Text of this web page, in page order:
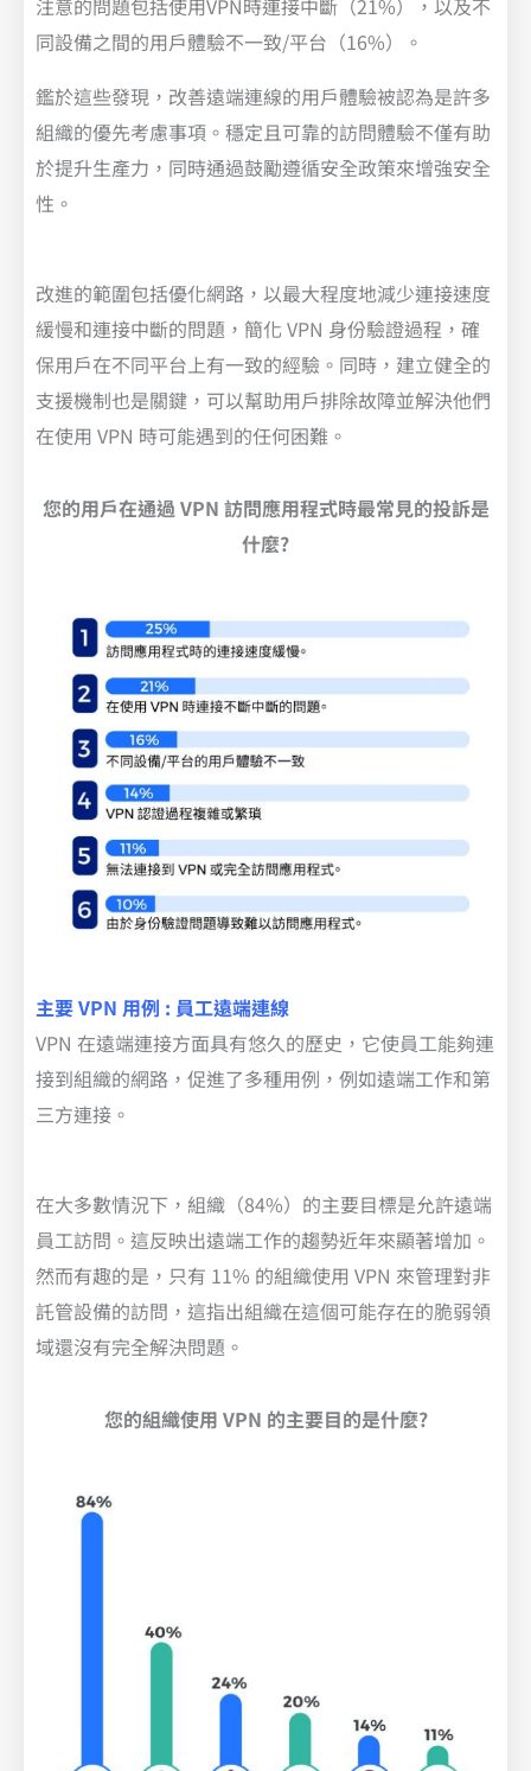
注意的問題包括使用VPN時連接中斷（21%），以及不
同設備之間的用戶體驗不一致/平台（16%）。
鑑於這些發現，改善遠端連線的用戶體驗被認為是許多
組織的優先考慮事項。穩定且可靠的訪問體驗不僅有助
於提升生產力，同時通過鼓勵遵循安全政策來增強安全
性。
改進的範圍包括優化網路，以最大程度地減少連接速度
緩慢和連接中斷的問題，簡化 VPN 身份驗證過程，確
保用戶在不同平台上有一致的經驗。同時，建立健全的
支援機制也是關鍵，可以幫助用戶排除故障並解決他們
在使用 VPN 時可能遇到的任何困難。
您的用戶在通過 VPN 訪問應用程式時最常見的投訴是
什麼?
主要 VPN 用例 : 員工遠端連線
VPN 在遠端連接方面具有悠久的歷史，它使員工能夠連
接到組織的網路，促進了多種用例，例如遠端工作和第
三方連接。
在大多數情況下，組織（84%）的主要目標是允許遠端
員工訪問。這反映出遠端工作的趨勢近年來顯著增加。
然而有趣的是，只有 11% 的組織使用 VPN 來管理對非
託管設備的訪問，這指出組織在這個可能存在的脆弱領
域還沒有完全解決問題。
您的組織使用 VPN 的主要目的是什麼?